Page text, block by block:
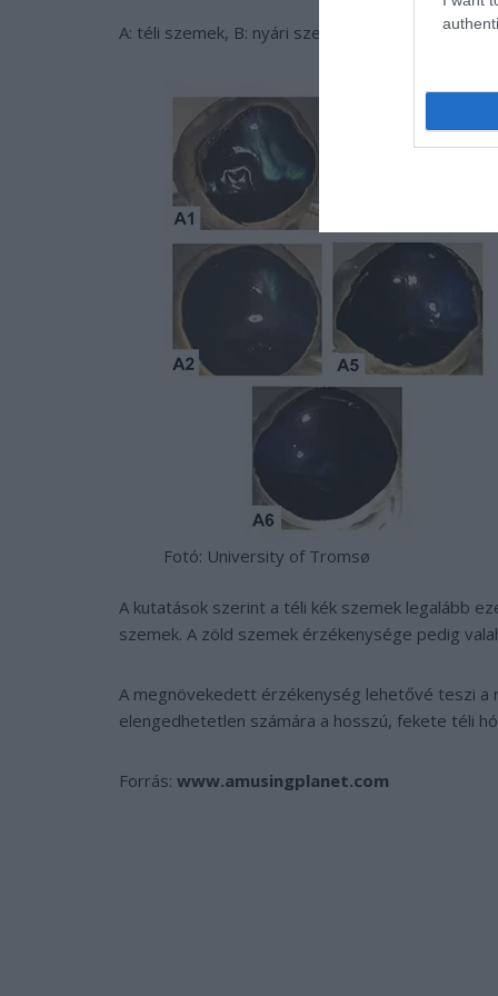
A: téli szemek, B: nyári szemek.
Fotó: University of Tromsø
A kutatások szerint a téli kék szemek legalább
szemek. A zöld szemek érzékenysége pedig
A megnövekedett érzékenység lehetővé teszi a
elengedhetetlen számára a hosszú, fekete téli
Forrás: www.amusingplanet.com